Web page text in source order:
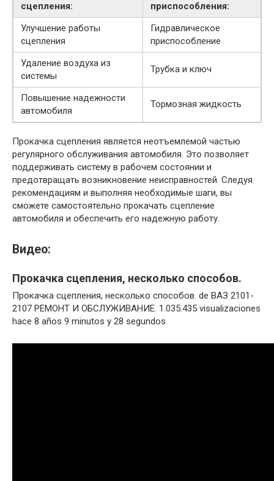
сцепления:
приспособления:
Улучшение работы
сцепления
Гидравлическое
приспособление
Удаление воздуха из
системы
Трубка и ключ
Повышение надежности
автомобиля
Тормозная жидкость
Прокачка сцепления является неотъемлемой частью
регулярного обслуживания автомобиля. Это позволяет
поддерживать систему в рабочем состоянии и
предотвращать возникновение неисправностей. Следуя
рекомендациям и выполняя необходимые шаги, вы
сможете самостоятельно прокачать сцепление
автомобиля и обеспечить его надежную работу.
Видео:
Прокачка сцепления, несколько способов.
Прокачка сцепления, несколько способов. de ВАЗ 2101-
2107 РЕМОНТ И ОБСЛУЖИВАНИЕ. 1.035.435 visualizaciones
hace 8 años 9 minutos y 28 segundos